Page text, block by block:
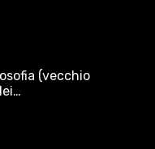
(vecchio